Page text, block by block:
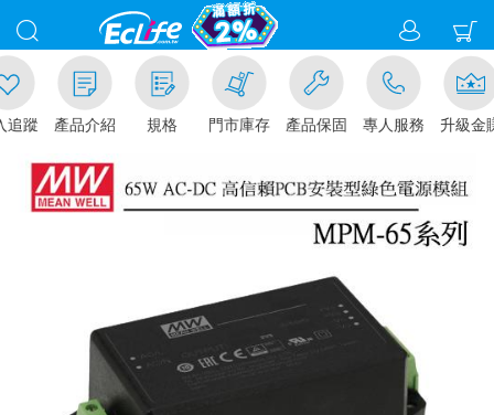
蹤 產品介紹 規格 門市庫存 產品保固 專人服務 升級金賺